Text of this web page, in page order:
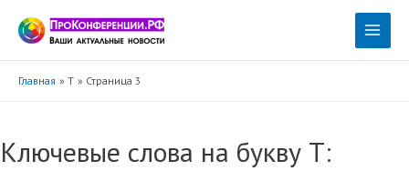
содержимому
Main
Главная Т Страница 3
Ключевые слова на букву Т: